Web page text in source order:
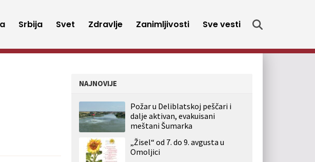
Srbija Svet Zdravlje Zanimljivosti Sve vesti
NAJNOVIJE
Požar u Deliblatskoj peščari i
dalje aktivan, evakuisani
meštani Šumarka
„Žisel“ od 7. do 9. avgusta u
Omoljici